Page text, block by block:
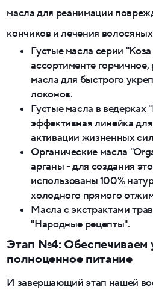
масла для реанимации
кончиков и лечения
Густые масла серии
ассортименте
масла для быстрого
локонов.
Густые масла в
эффективная линейка
активации жизненных
Органические масла
арганы - для создания
использованы 100%
холодного прямого
Масла с экстрактами
"Народные рецепты".
Этап №4: Обеспечиваем
полноценное питание
И завершающий этап нашей